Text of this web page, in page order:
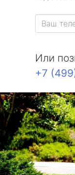
Или
+7